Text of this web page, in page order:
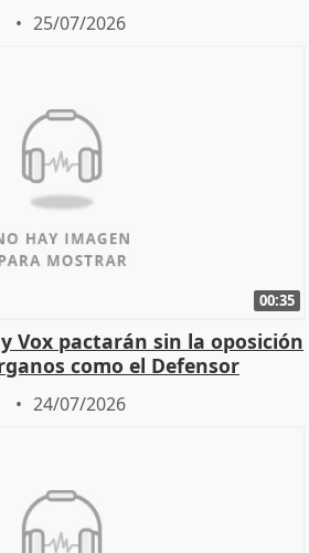
25/07/2026
00:35
Vox pactarán sin la oposición
como el Defensor
24/07/2026